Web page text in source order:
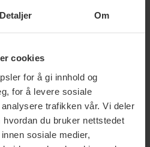
Detaljer Om
cookies
for å gi innhold og
for å levere sosiale
trafikken vår. Vi deler
du bruker nettstedet
sosiale medier,
og toaletthjelpemidler som